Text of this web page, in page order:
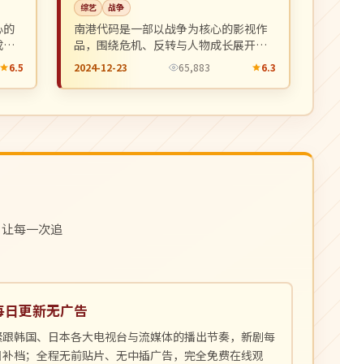
的
。6.5
综艺 战争
南港代码是一部以战争为核心的影视作
品，围绕危机、反转与人物成长展开，
整体节奏紧凑，值得推荐观看。
2024-12-23 65,883 6.3
每一次追
日更新无广告
跟韩国、日本各大电视台与流媒体的播出节奏，新剧每
补档；全程无前贴片、无中插广告，完全免费在线观